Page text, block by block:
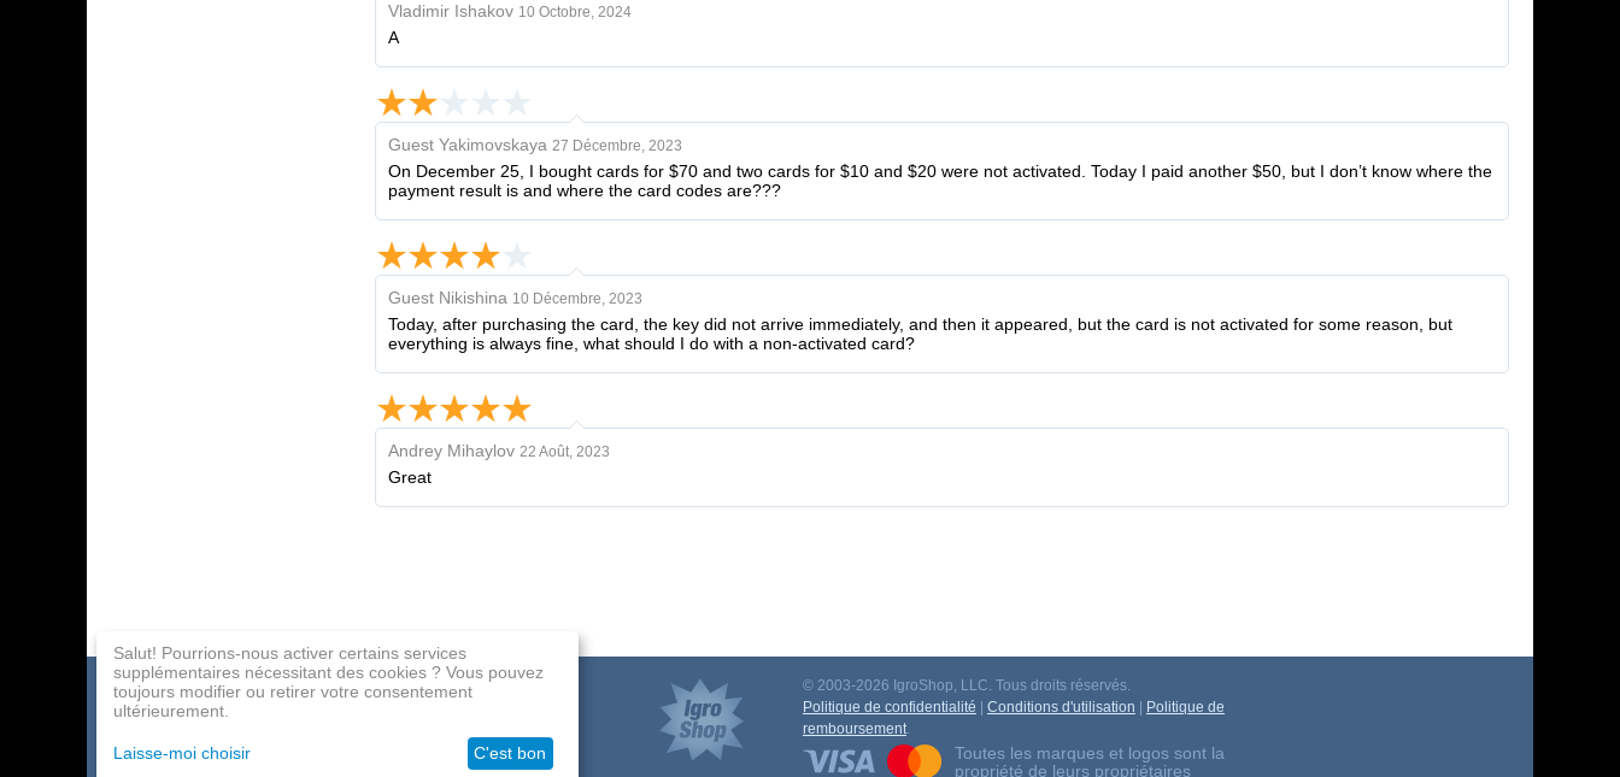
Vladimir Ishakov 10 Octobre, 2024
A
Guest Yakimovskaya 27 Décembre, 2023
On December 25, I bought cards for $70 and two cards for $10 and $20 were not activated. Today I paid another $50, but I don’t know where the
payment result is and where the card codes are???
Guest Nikishina 10 Décembre, 2023
Today, after purchasing the card, the key did not arrive immediately, and then it appeared, but the card is not activated for some reason, but
everything is always fine, what should I do with a non-activated card?
Andrey Mihaylov 22 Août, 2023
Great
Catalogue de jeux
Paiement
Programme d'affiliation
Contacts
© 2003-2026 IgroShop, LLC. Tous droits réservés.
Politique de confidentialité
Conditions d'utilisation
Politique de
remboursement.
Toutes les marques et logos sont la
propriété de leurs propriétaires
Salut! Pourrions-nous activer certains services
supplémentaires nécessitant des cookies ? Vous pouvez
toujours modifier ou retirer votre consentement
ultérieurement.
Laisse-moi choisir C'est bon